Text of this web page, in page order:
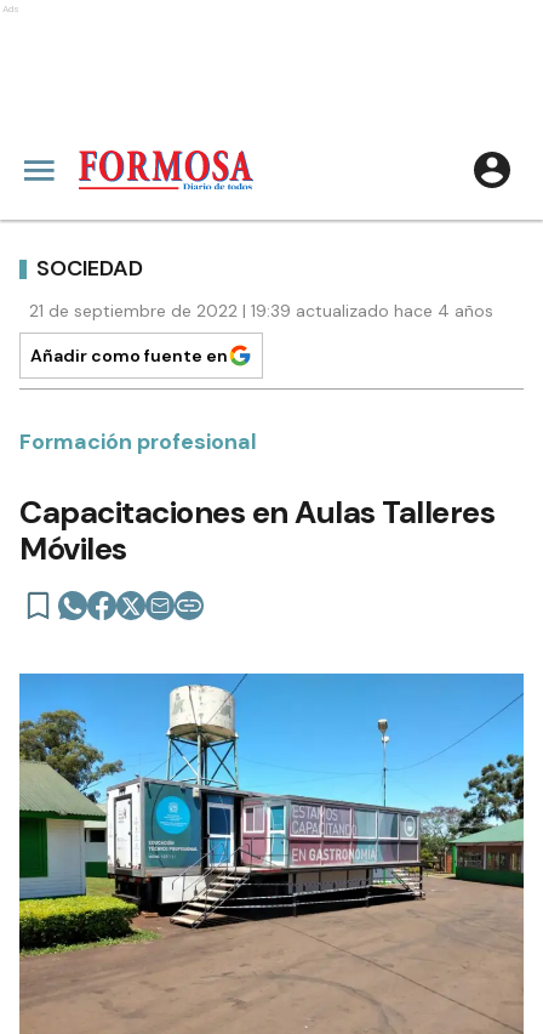
Ads
SOCIEDAD
21 de septiembre de 2022 | 19:39 actualizado hace 4 años
Añadir como fuente en
Formación profesional
Capacitaciones en Aulas Talleres
Móviles